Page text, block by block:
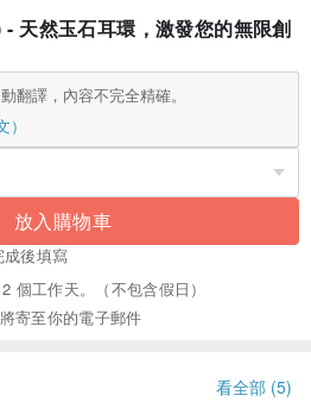
天然玉石耳環，激發您的無限創
翻譯，內容不完全精確。
放入購物車
成後填寫
個工作天。（不包含假日）
寄至你的電子郵件
看全部 (5)